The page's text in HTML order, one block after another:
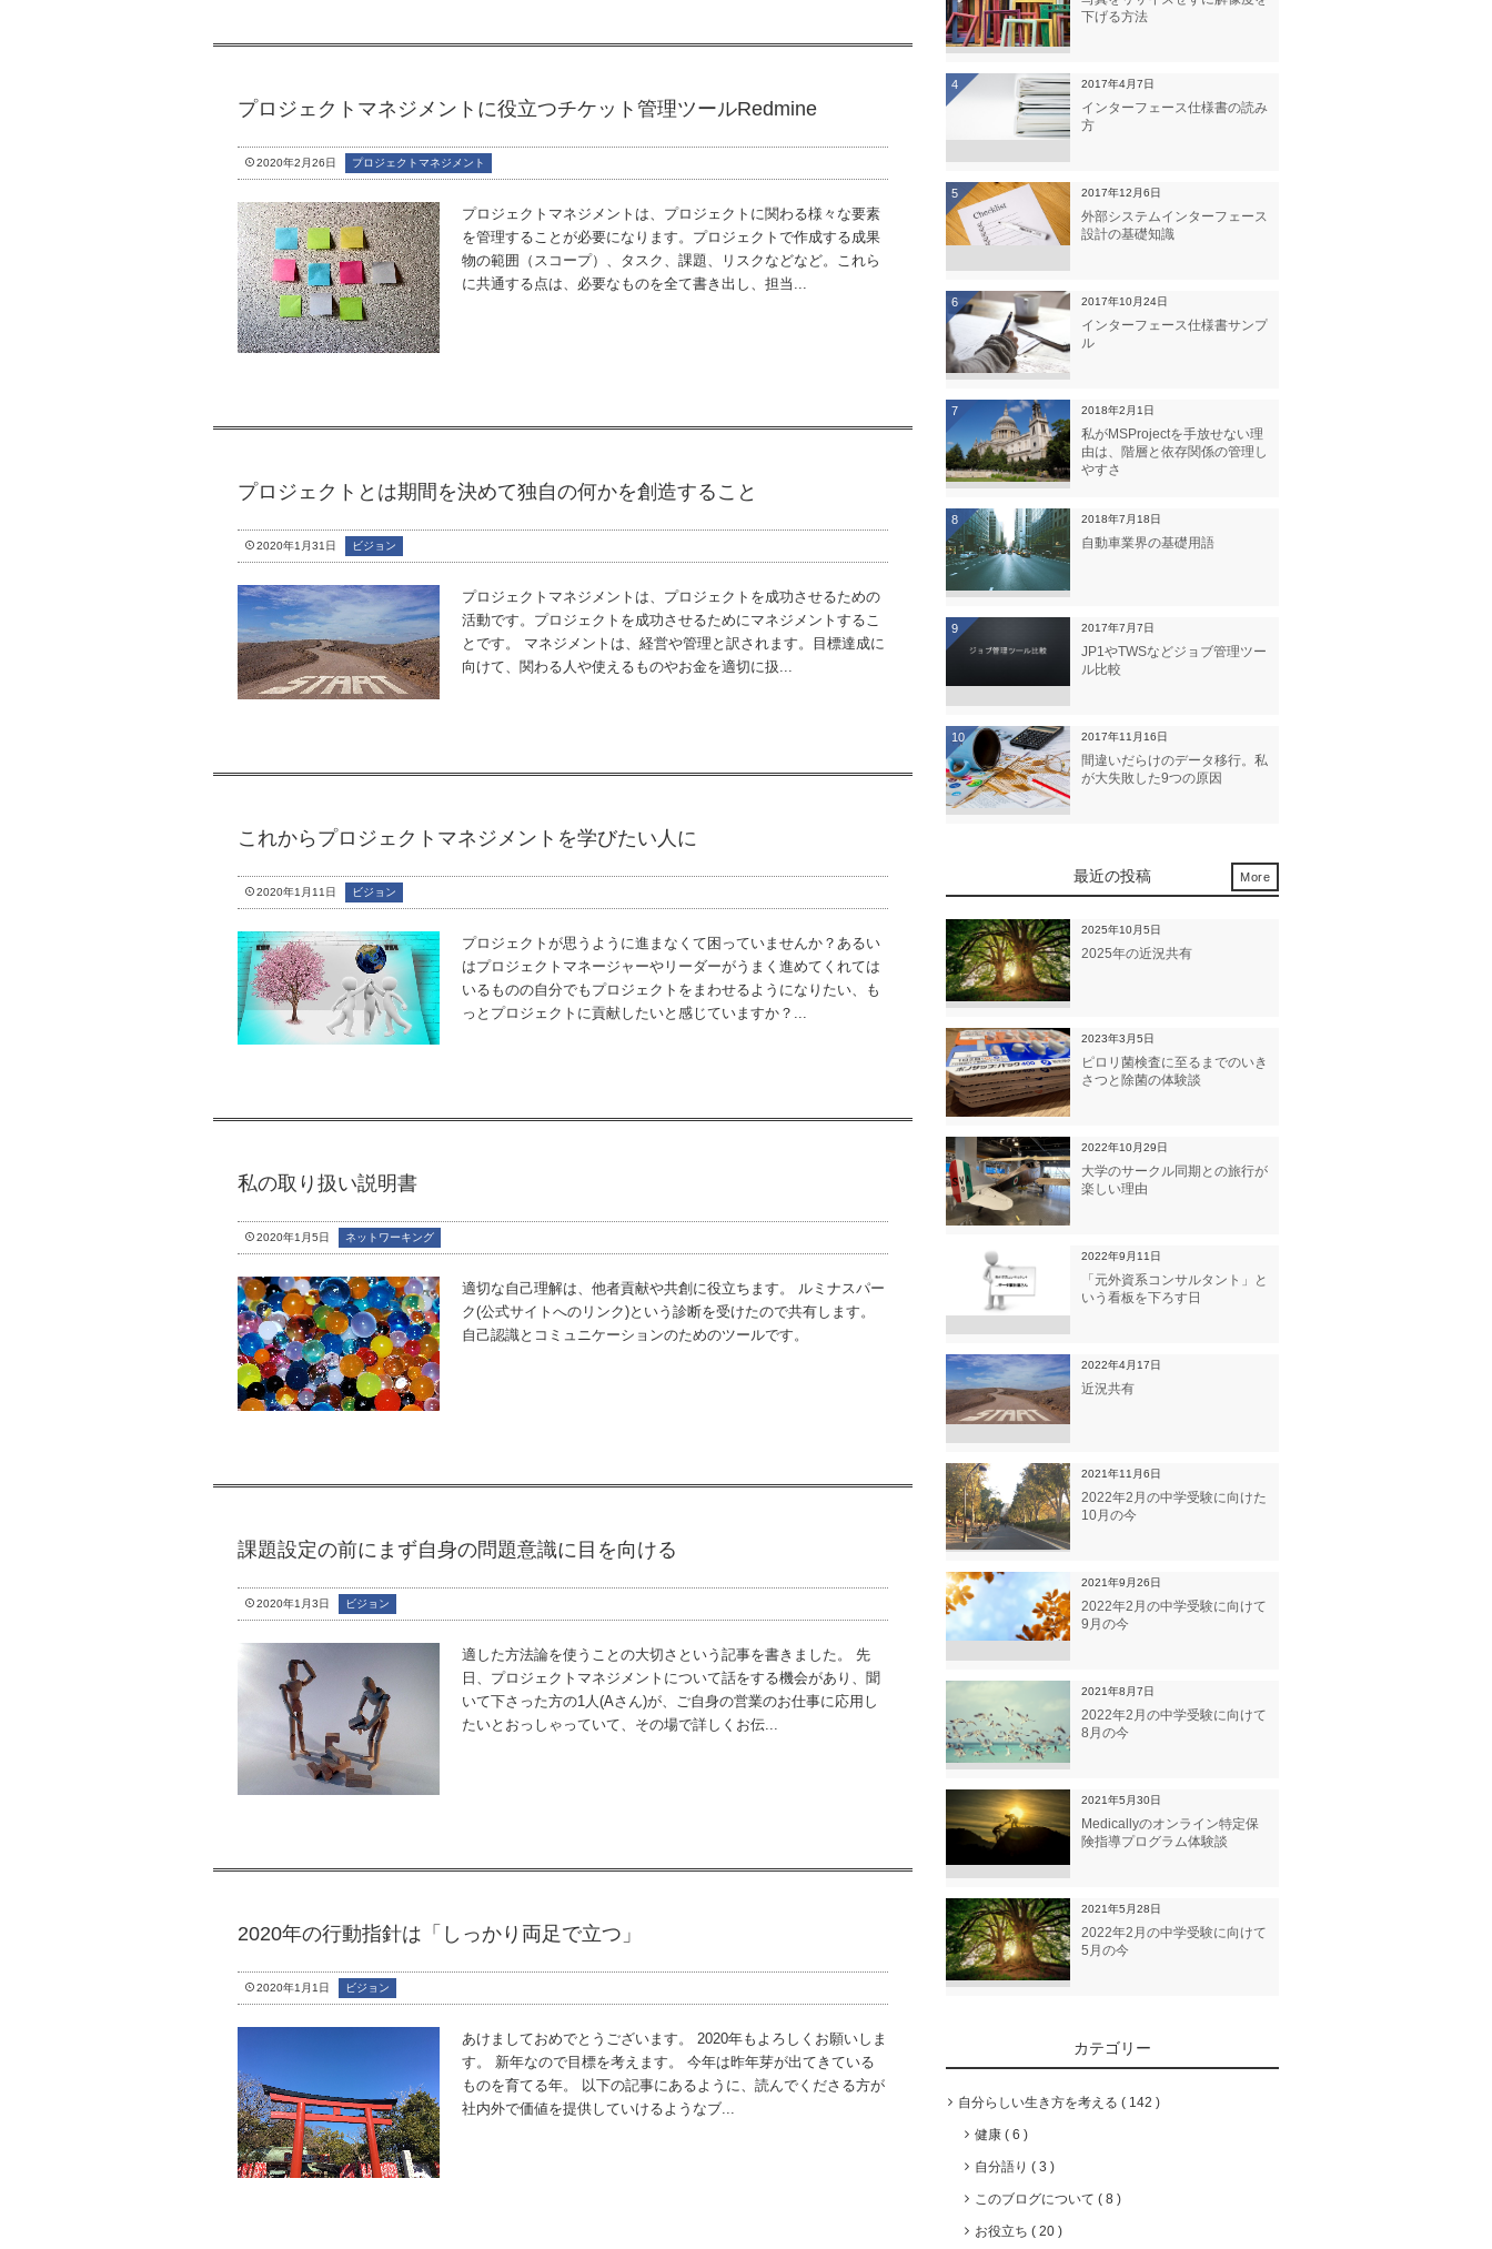
プロジェクトマネジメントに役立つチケット管理ツールRedmine
2020年2月26日 プロジェクトマネジメント
プロジェクトマネジメントは、プロジェクトに関わる様々な要素
を管理することが必要になります。プロジェクトで作成する成果
物の範囲（スコープ）、タスク、課題、リスクなどなど。これら
に共通する点は、必要なものを全て書き出し、担当...
プロジェクトとは期間を決めて独自の何かを創造すること
2020年1月31日 ビジョン
プロジェクトマネジメントは、プロジェクトを成功させるための
活動です。プロジェクトを成功させるためにマネジメントするこ
とです。 マネジメントは、経営や管理と訳されます。目標達成に
向けて、関わる人や使えるものやお金を適切に扱...
これからプロジェクトマネジメントを学びたい人に
2020年1月11日 ビジョン
プロジェクトが思うように進まなくて困っていませんか？あるい
はプロジェクトマネージャーやリーダーがうまく進めてくれては
いるものの自分でもプロジェクトをまわせるようになりたい、も
っとプロジェクトに貢献したいと感じていますか？...
私の取り扱い説明書
2020年1月5日 ネットワーキング
適切な自己理解は、他者貢献や共創に役立ちます。 ルミナスパー
ク(公式サイトへのリンク)という診断を受けたので共有します。
自己認識とコミュニケーションのためのツールです。
課題設定の前にまず自身の問題意識に目を向ける
2020年1月3日 ビジョン
適した方法論を使うことの大切さという記事を書きました。 先
日、プロジェクトマネジメントについて話をする機会があり、聞
いて下さった方の1人(Aさん)が、ご自身の営業のお仕事に応用し
たいとおっしゃっていて、その場で詳しくお伝...
2020年の行動指針は「しっかり両足で立つ」
2020年1月1日 ビジョン
あけましておめでとうございます。 2020年もよろしくお願いしま
す。 新年なので目標を考えます。 今年は昨年芽が出てきている
ものを育てる年。 以下の記事にあるように、読んでくださる方が
社内外で価値を提供していけるようなブ...
下げる方法
4 2017年4月7日
インターフェース仕様書の読み
方
5 2017年12月6日
外部システムインターフェース
設計の基礎知識
6 2017年10月24日
インターフェース仕様書サンプ
ル
7 2018年2月1日
私がMSProjectを手放せない理
由は、階層と依存関係の管理し
やすさ
8 2018年7月18日
自動車業界の基礎用語
9 2017年7月7日
JP1やTWSなどジョブ管理ツー
ル比較
10 2017年11月16日
間違いだらけのデータ移行。私
が大失敗した9つの原因
最近の投稿
2025年10月5日
2025年の近況共有
2023年3月5日
ピロリ菌検査に至るまでのいき
さつと除菌の体験談
2022年10月29日
大学のサークル同期との旅行が
楽しい理由
2022年9月11日
「元外資系コンサルタント」と
いう看板を下ろす日
2022年4月17日
近況共有
2021年11月6日
2022年2月の中学受験に向けた
10月の今
2021年9月26日
2022年2月の中学受験に向けて
9月の今
2021年8月7日
2022年2月の中学受験に向けて
8月の今
2021年5月30日
Medicallyのオンライン特定保
険指導プログラム体験談
2021年5月28日
2022年2月の中学受験に向けて
5月の今
More
カテゴリー
自分らしい生き方を考える 142
健康 6
自分語り 3
このブログについて 8
お役立ち 20